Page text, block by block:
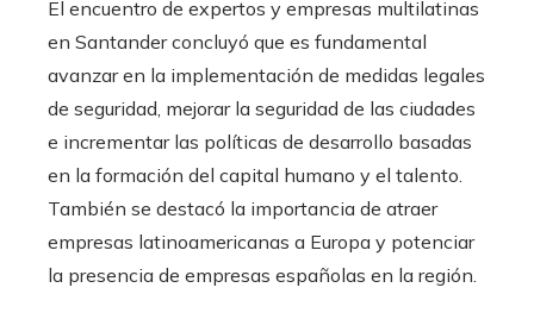
El encuentro de expertos y empresas multilatinas
en Santander concluyó que es fundamental
avanzar en la implementación de medidas legales
de seguridad, mejorar la seguridad de las ciudades
e incrementar las políticas de desarrollo basadas
en la formación del capital humano y el talento.
También se destacó la importancia de atraer
empresas latinoamericanas a Europa y potenciar
la presencia de empresas españolas en la región.